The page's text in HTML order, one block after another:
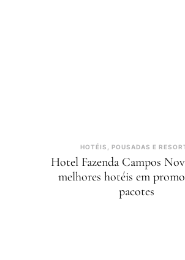
HOTÉIS, POUSADAS E
Hotel Fazenda Campos
melhores hotéis em
pacotes